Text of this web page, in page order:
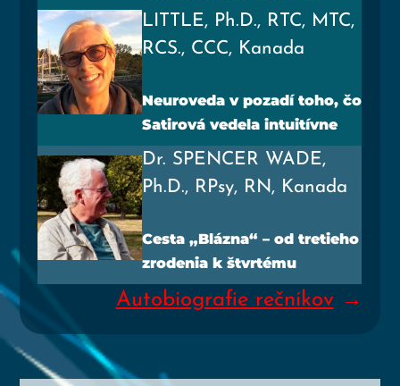
LITTLE, Ph.D., RTC, MTC,
RCS., CCC, Kanada
Neuro­ve­da v poza­dí toho, čo
Sati­ro­vá vede­la intuitívne
Dr. SPENCER WADE,
Ph.D., RPsy, RN, Kanada
Ces­ta „Bláz­na“ – od tre­tie­ho
zro­de­nia k štvrtému
Autobiografie rečníkov→